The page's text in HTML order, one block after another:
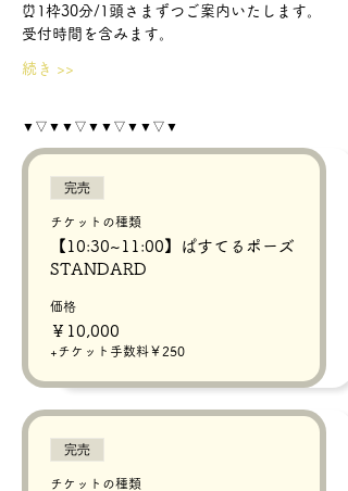
⏰1枠30分/1頭さまずつご案内いたします。
受付時間を含みます。
続き >>
▼▽▼▼▽▼▼▽▼▼▽▼
完売
チケットの種類
【10:30~11:00】ぱすてるポーズ
STANDARD
価格
￥10,000
+チケット手数料￥250
完売
チケットの種類